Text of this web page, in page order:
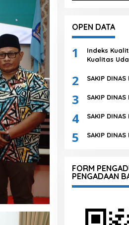
OPEN DATA
1
Indeks
Kualitas
2 SAKIP DINAS
3 SAKIP
4 SAKIP DINAS
5 SAKIP
FORM
PENGADAAN